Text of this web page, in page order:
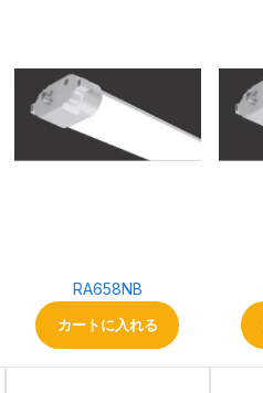
RA658NB
カートに入れる